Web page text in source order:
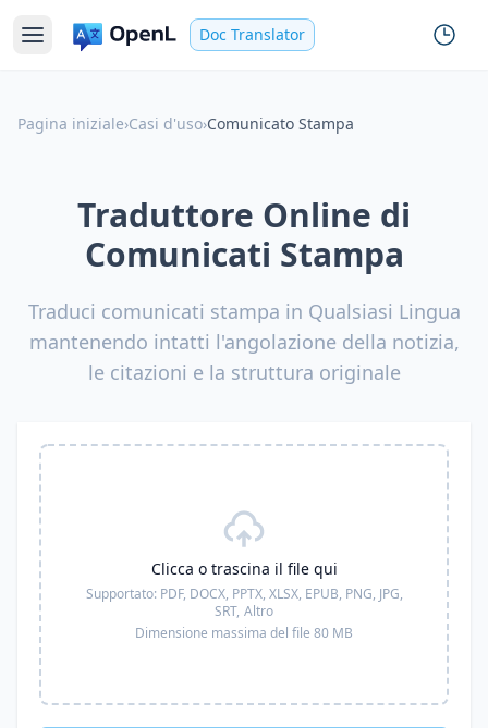
Doc Translator
Pagina iniziale›Casi d'uso›Comunicato Stampa
Traduttore Online di
Comunicati Stampa
Traduci comunicati stampa in Qualsiasi Lingua
mantenendo intatti l'angolazione della notizia,
le citazioni e la struttura originale
Clicca o trascina il file qui
Supportato: PDF, DOCX, PPTX, XLSX, EPUB, PNG, JPG,
SRT, Altro
Dimensione massima del file 80 MB